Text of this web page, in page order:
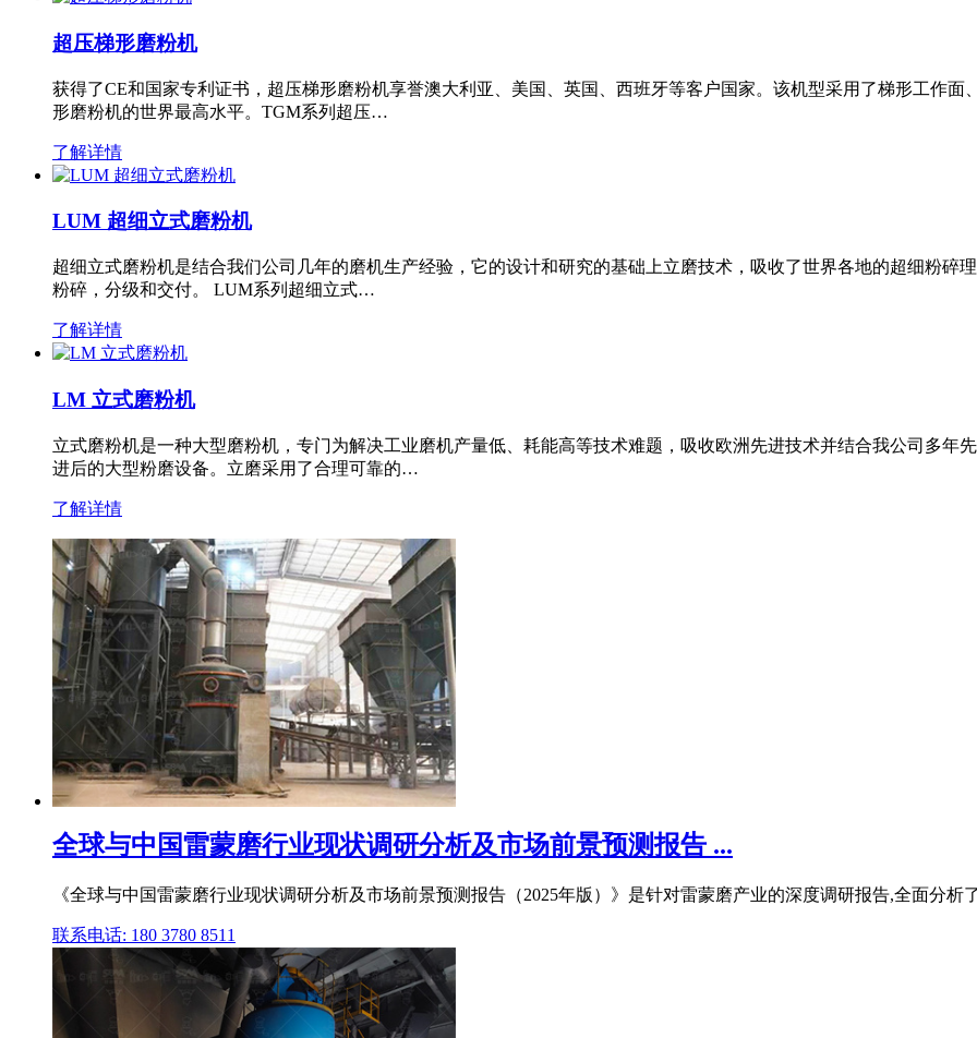
超压梯形磨粉机
获得了CE和国家专利证书，超压梯形磨粉机享誉澳大利亚、美国、英国、西班牙等客户国家。该机型采用了梯形工作
形磨粉机的世界最高水平。TGM系列超压…
了解详情
LUM 超细立式磨粉机
超细立式磨粉机是结合我们公司几年的磨机生产经验，它的设计和研究的基础上立磨技术，吸收了世界各地的超细粉碎
粉碎，分级和交付。 LUM系列超细立式…
了解详情
LM 立式磨粉机
立式磨粉机是一种大型磨粉机，专门为解决工业磨机产量低、耗能高等技术难题，吸收欧洲先进技术并结合我公司多年
进后的大型粉磨设备。立磨采用了合理可靠的…
了解详情
全球与中国雷蒙磨行业现状调研分析及市场前景预测报告 ...
《全球与中国雷蒙磨行业现状调研分析及市场前景预测报告（2025年版）》是针对雷蒙磨产业的深度调研报告,全面分
联系电话: 180 3780 8511